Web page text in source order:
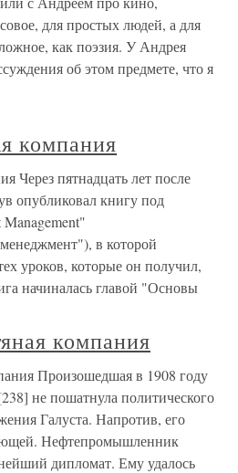
для простых людей, а для
как поэзия. У Андрея
об этом предмете, что я
компания
Через пятнадцать лет после
опубликовал книгу под
в которой
уроков, которые он получил,
начиналась главой "Основы
компания
Произошедшая в 1908 году
не пошатнула политического
Галуста. Напротив, его
Нефтепромышленник
дипломат. Ему удалось